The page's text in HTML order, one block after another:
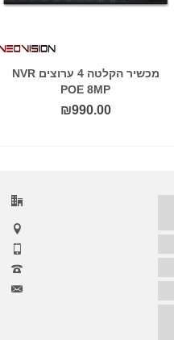
מכשיר הקלטה 4 ערוצים NVR
POE 8MP
₪990.00